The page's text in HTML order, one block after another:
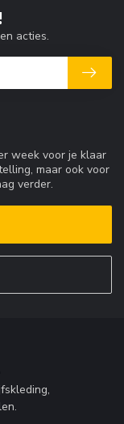
week voor je klaar
maar ook voor
verder.
acties.